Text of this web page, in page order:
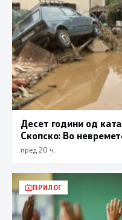
Десет години од
Скопско: Во
пред 20 ч.
ПРИЛОГ